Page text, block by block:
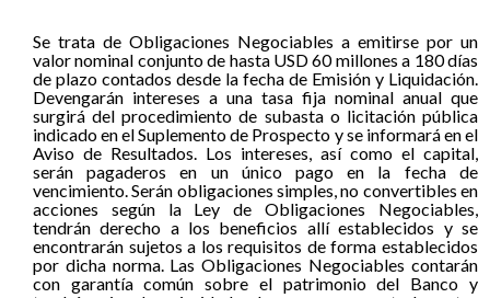
Se trata de Obligaciones Negociables a emitirse por un
valor nominal conjunto de hasta USD 60 millones a 180 días
de plazo contados desde la fecha de Emisión y Liquidación.
Devengarán intereses a una tasa fija nominal anual que
surgirá del procedimiento de subasta o licitación pública
indicado en el Suplemento de Prospecto y se informará en el
Aviso de Resultados. Los intereses, así como el capital,
serán pagaderos en un único pago en la fecha de
vencimiento. Serán obligaciones simples, no convertibles en
acciones según la Ley de Obligaciones Negociables,
tendrán derecho a los beneficios allí establecidos y se
encontrarán sujetos a los requisitos de forma establecidos
por dicha norma. Las Obligaciones Negociables contarán
con garantía común sobre el patrimonio del Banco y